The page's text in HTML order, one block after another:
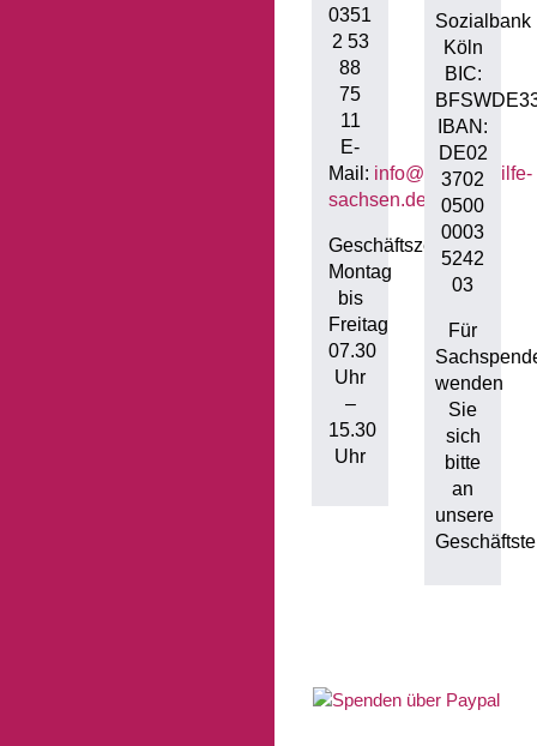
0351
2 53
88
75
11
E-
Mail: info@buergerhilfe-
sachsen.de
Geschäftszeiten:
Montag
bis
Freitag
07.30
Uhr
–
15.30
Uhr
Sozialbank
Köln
BIC:
IBAN:
DE02
3702
0500
0003
5242
03
Für
wenden
Sie
sich
bitte
an
unsere